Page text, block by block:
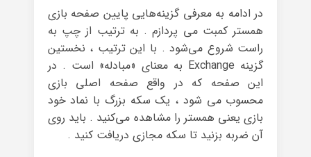
در ادامه به معرفی گزینه‌هایی پایین صفحه بازی
همستر کمبت می پردازم . به ترتیب از چپ به
راست شروع می‌شود . با این ترتیب ، نخستین
گزینه Exchange به معنای «مبادله» است . در
این صفحه که در واقع صفحه‌ اصلی بازی
محسوب می شود ، یک سکه‌ بزرگ با نماد خود
بازی یعنی همستر را مشاهده می‌کنید . باید روی
آن ضربه بزنید تا سکه مجازی دریافت کنید .